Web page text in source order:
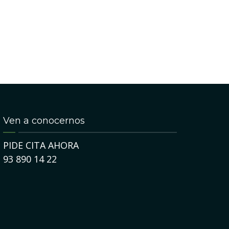
Ven a conocernos
PIDE CITA AHORA
93 890 14 22